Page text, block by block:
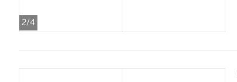
2/4